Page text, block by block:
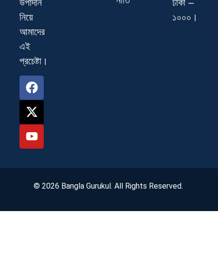
উপাদান
নিয়ে
আমাদের
এই
প্রচেষ্টা।
ঢাকা –
১০০০।
© 2026 Bangla Gurukul. All Rights Reserved.